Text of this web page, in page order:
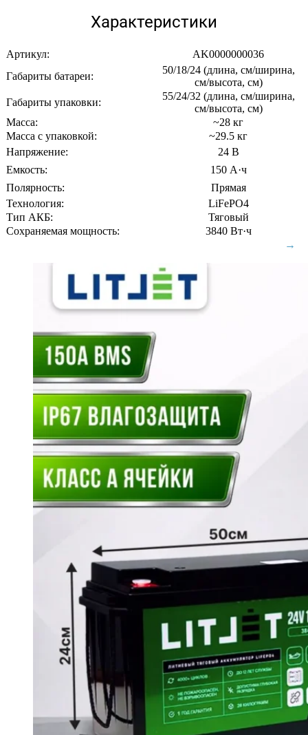
Характеристики
Артикул:
AK0000000036
Габариты батареи:
50/18/24 (длина, см/ширина,
см/высота, см)
Габариты упаковки:
55/24/32 (длина, см/ширина,
см/высота, см)
Масса:
~28 кг
Масса с упаковкой:
~29.5 кг
Напряжение:
24 В
Емкость:
150 А·ч
Полярность:
Прямая
Технология:
LiFePO4
Тип АКБ:
Тяговый
Сохраняемая мощность:
3840 Вт·ч